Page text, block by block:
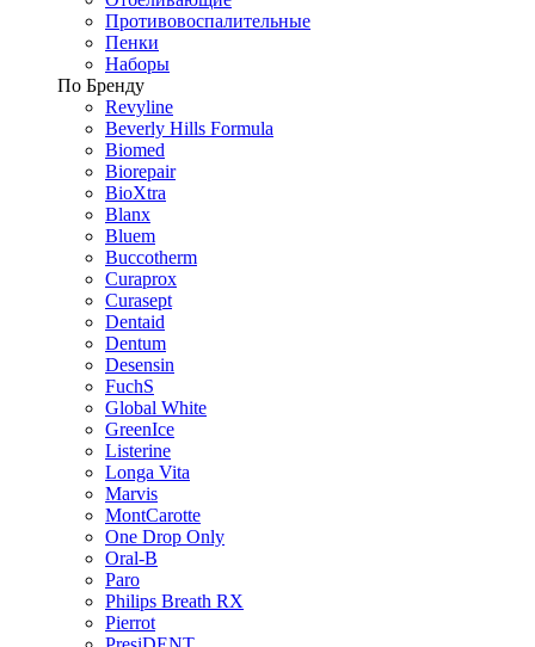
Противовоспалительные
Пенки
Наборы
По Бренду
Revyline
Beverly Hills Formula
Biomed
Biorepair
BioXtra
Blanx
Bluem
Buccotherm
Curaprox
Curasept
Dentaid
Dentum
Desensin
FuchS
Global White
GreenIce
Listerine
Longa Vita
Marvis
MontCarotte
One Drop Only
Oral-B
Paro
Philips Breath RX
Pierrot